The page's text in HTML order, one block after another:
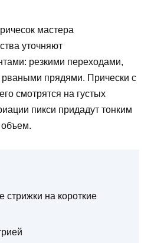
мастера
уточняют
резкими переходами,
рваными прядями. Прически с
смотрятся на густых
пикси придадут тонким
стрижки на короткие